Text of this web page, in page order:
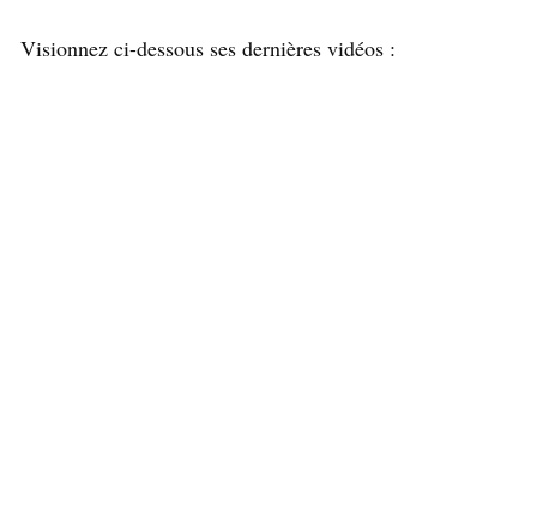
Visionnez ci-dessous ses dernières vidéos :